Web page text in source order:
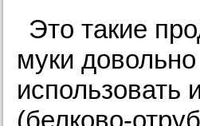
Это такие
муки
использовать
(белково-